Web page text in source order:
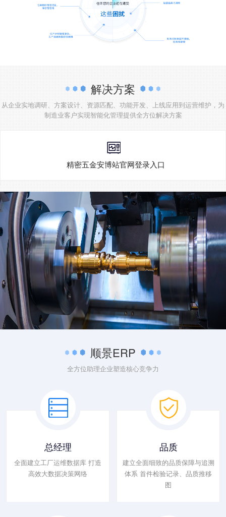
解决方案
从企业实地调研、方案设计、资源匹配、功能开发、上线应用到运营维护，为
制造业客户实现智能化管理提供全方位解决方案
精密五金安博站官网登录入口
顺景ERP
全方位助理企业塑造核心竞争力
总经理
全面建立工厂运维数据库 打造
高效大数据决策网络
品质
建立全面细致的品质保障与追溯
体系 首件检验记录、品质推移
图